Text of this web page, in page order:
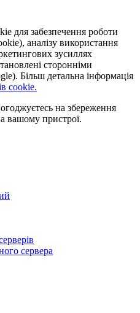
для забезпечення роботи
аналізу використання
зусиллях
сторонніми
Більш детальна інформація
cookie.
на збереження
вашому пристрої.
сервера